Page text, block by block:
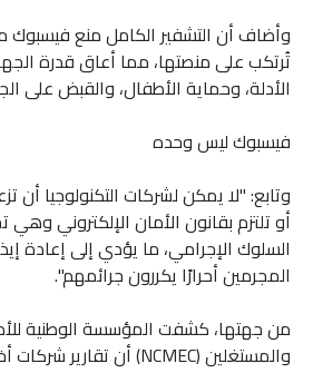
وأضاف أن التشفير الكامل منع فيسبوك
تُرتكب على منصتها، مما أعاق قدرة
الأدلة، وحماية الأطفال، والقبض على
فيسبوك ليس وحده
وتابع: "لا يمكن لشركات التكنولوجيا أن
أو تلتزم بقانون الأمان الإلكتروني
السلوك الإجرامي، ما يؤدي إلى إعادة
المجرمين أحرارًا يكررون جرائمهم".
من جهتها، كشفت المؤسسة الوطنية